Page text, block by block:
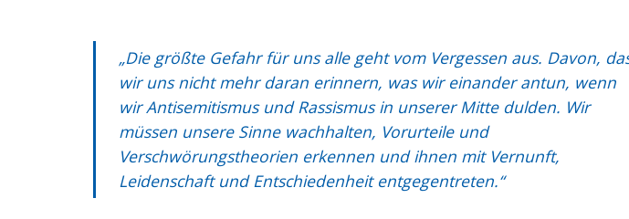
„Die größte Gefahr für uns alle geht vom Vergessen aus. Davon,
wir uns nicht mehr daran erinnern, was wir einander antun, wenn
wir Antisemitismus und Rassismus in unserer Mitte dulden. Wir
müssen unsere Sinne wachhalten, Vorurteile und
Verschwörungstheorien erkennen und ihnen mit Vernunft,
Leidenschaft und Entschiedenheit entgegentreten.“